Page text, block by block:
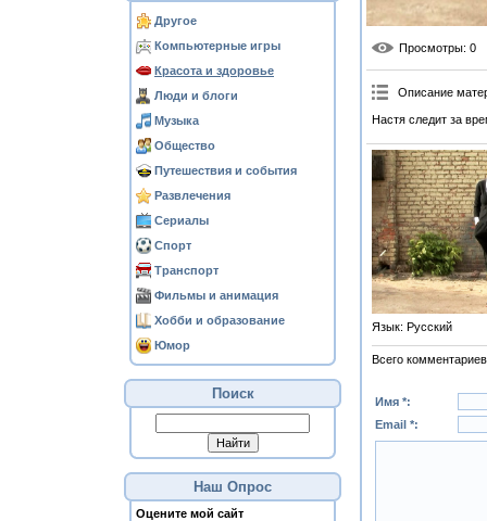
Другое
Компьютерные игры
Красота и здоровье
Люди и блоги
Музыка
Общество
Путешествия и события
Развлечения
Сериалы
Спорт
Транспорт
Фильмы и анимация
Хобби и образование
Юмор
Поиск
Наш Опрос
Оцените мой сайт
Просмотры: 0
Описание
Настя следит за
Язык: Русский
Всего комментариев
Имя *:
Email *: